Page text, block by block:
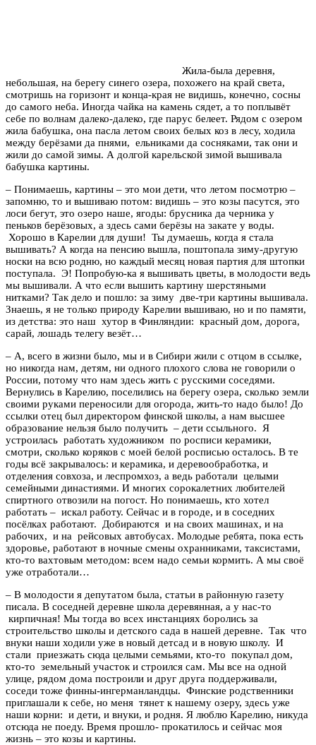
Жила-была деревня,
небольшая, на берегу синего озера, похожего на край света,
смотришь на горизонт и конца-края не видишь, конечно, сосны
до самого неба. Иногда чайка на камень сядет, а то поплывёт
себе по волнам далеко-далеко, где парус белеет. Рядом с озером
жила бабушка, она пасла летом своих белых коз в лесу, ходила
между берёзами да пнями, ельниками да сосняками, так они и
жили до самой зимы. А долгой карельской зимой вышивала
бабушка картины.
– Понимаешь, картины – это мои дети, что летом посмотрю –
запомню, то и вышиваю потом: видишь – это козы пасутся, это
лоси бегут, это озеро наше, ягоды: брусника да черника у
пеньков берёзовых, а здесь сами берёзы на закате у воды.
Хорошо в Карелии для души! Ты думаешь, когда я стала
вышивать? А когда на пенсию вышла, поштопала зиму-другую
носки на всю родню, но каждый месяц новая партия для штопки
поступала. Э! Попробую-ка я вышивать цветы, в молодости ведь
мы вышивали. А что если вышить картину шерстяными
нитками? Так дело и пошло: за зиму две-три картины вышивала.
Знаешь, я не только природу Карелии вышиваю, но и по памяти,
из детства: это наш хутор в Финляндии: красный дом, дорога,
сарай, лошадь телегу везёт…
– А, всего в жизни было, мы и в Сибири жили с отцом в ссылке,
но никогда нам, детям, ни одного плохого слова не говорили о
России, потому что нам здесь жить с русскими соседями.
Вернулись в Карелию, поселились на берегу озера, сколько земли
своими руками переносили для огорода, жить-то надо было! До
ссылки отец был директором финской школы, а нам высшее
образование нельзя было получить – дети ссыльного. Я
устроилась работать художником по росписи керамики,
смотри, сколько коряков с моей белой росписью осталось. В те
годы всё закрывалось: и керамика, и деревообработка, и
отделения совхоза, и леспромхоз, а ведь работали целыми
семейными династиями. И многих сорокалетних любителей
спиртного отвозили на погост. Но понимаешь, кто хотел
работать – искал работу. Сейчас и в городе, и в соседних
посёлках работают. Добираются и на своих машинах, и на
рабочих, и на рейсовых автобусах. Молодые ребята, пока есть
здоровье, работают в ночные смены охранниками, таксистами,
кто-то вахтовым методом: всем надо семьи кормить. А мы своё
уже отработали…
– В молодости я депутатом была, статьи в районную газету
писала. В соседней деревне школа деревянная, а у нас-то
кирпичная! Мы тогда во всех инстанциях боролись за
строительство школы и детского сада в нашей деревне. Так что
внуки наши ходили уже в новый детсад и в новую школу. И
стали приезжать сюда целыми семьями, кто-то покупал дом,
кто-то земельный участок и строился сам. Мы все на одной
улице, рядом дома построили и друг друга поддерживали,
соседи тоже финны-ингерманландцы. Финские родственники
приглашали к себе, но меня тянет к нашему озеру, здесь уже
наши корни: и дети, и внуки, и родня. Я люблю Карелию, никуда
отсюда не поеду. Время прошло- прокатилось и сейчас моя
жизнь – это козы и картины.